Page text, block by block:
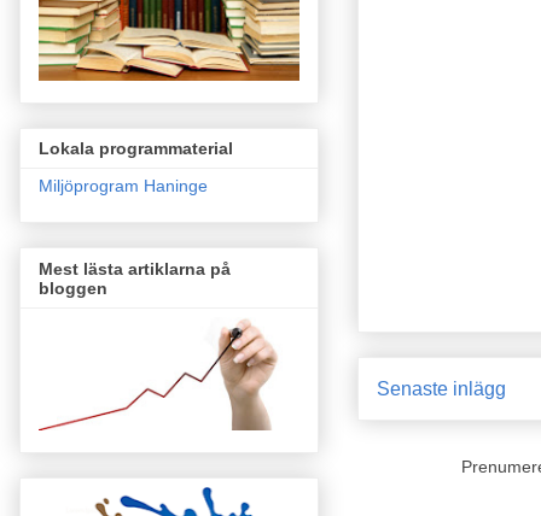
Senaste inlägg
Lokala programmaterial
Miljöprogram Haninge
Mest lästa artiklarna på
bloggen